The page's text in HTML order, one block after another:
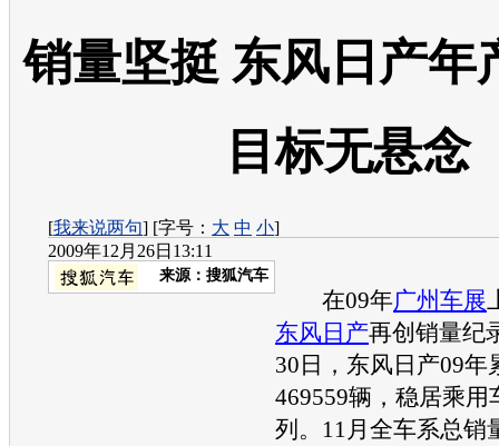
销量坚挺 东风日产年
目标无悬念
[我来说两句] [字号： 大 中 小]
2009年12月26日13:11
来源： 搜狐汽车
在09年广州车展
东风日产再创销量纪
30日， 东风日产09年
469559辆，稳居乘用
列。11月全车系总销